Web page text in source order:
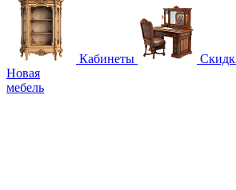
Кабинеты
Новая
мебель